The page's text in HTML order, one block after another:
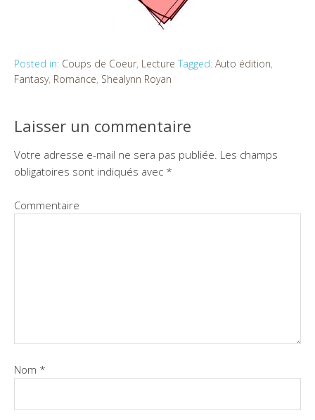
Posted in: Coups de Coeur, Lecture Tagged: Auto édition,
Fantasy, Romance, Shealynn Royan
Laisser un commentaire
Votre adresse e-mail ne sera pas publiée. Les champs
obligatoires sont indiqués avec *
Commentaire
Nom *